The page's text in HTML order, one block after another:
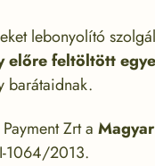
lebonyolító
előre feltöltött
barátaidnak.
Zrt a
1064/2013.